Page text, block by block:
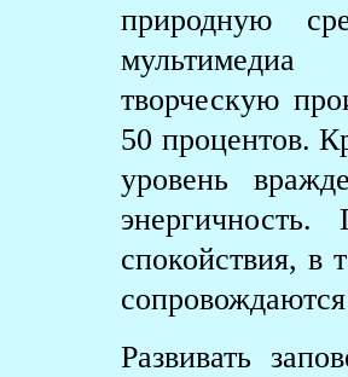
природную
мультимедиа
творческую
50 процентов.
уровень
спокойствия, в
Развивать